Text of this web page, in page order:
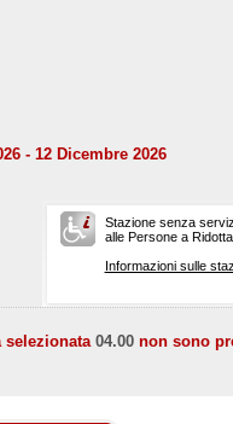
- 12 Dicembre 2026
Stazione senza
alle Persone a
Informazioni sulle
selezionata04.00 non sono